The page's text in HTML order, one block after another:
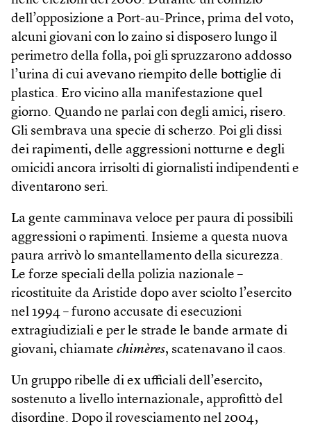
dell’opposizione a Port-au-Prince, prima del voto,
alcuni giovani con lo zaino si disposero lungo il
perimetro della folla, poi gli spruzzarono addosso
l’urina di cui avevano riempito delle bottiglie di
plastica. Ero vicino alla manifestazione quel
giorno. Quando ne parlai con degli amici, risero.
Gli sembrava una specie di scherzo. Poi gli dissi
dei rapimenti, delle aggressioni notturne e degli
omicidi ancora irrisolti di giornalisti indipendenti e
diventarono seri.
La gente camminava veloce per paura di possibili
aggressioni o rapimenti. Insieme a questa nuova
paura arrivò lo smantellamento della sicurezza.
Le forze speciali della polizia nazionale –
ricostituite da Aristide dopo aver sciolto l’esercito
nel 1994 – furono accusate di esecuzioni
extragiudiziali e per le strade le bande armate di
giovani, chiamate chimères, scatenavano il caos.
Un gruppo ribelle di ex ufficiali dell’esercito,
sostenuto a livello internazionale, approfittò del
disordine. Dopo il rovesciamento nel 2004,